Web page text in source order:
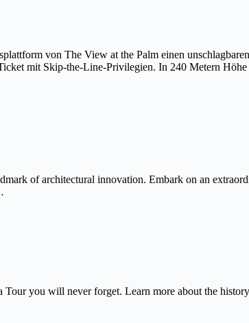
von The View at the Palm einen
mit Skip-the-Line-Privilegien. In 240 Metern Höhe
of architectural innovation. Embark on an
you will never forget. Learn more about the